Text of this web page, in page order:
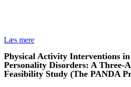
Læs mere
Physical Activity Interventions
Personality Disorders: A Three-
Feasibility Study (The PANDA